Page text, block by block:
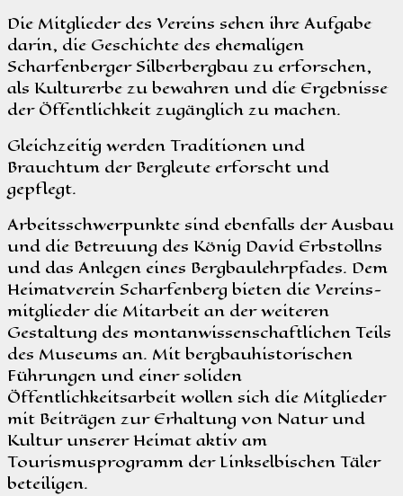
Die Mitglieder des Vereins sehen ihre Aufgabe
darin, die Geschichte des ehemaligen
Scharfenberger Silberbergbau zu erforschen,
als Kulturerbe zu bewahren und die Ergebnisse
der Öffentlichkeit zugänglich zu machen.
Gleichzeitig werden Traditionen und
Brauchtum der Bergleute erforscht und
gepflegt.
Arbeitsschwerpunkte sind ebenfalls der Ausbau
und die Betreuung des König David Erbstollns
und das Anlegen eines Bergbaulehrpfades. Dem
Heimatverein Scharfenberg bieten die Vereins-
mitglieder die Mitarbeit an der weiteren
Gestaltung des montanwissenschaftlichen Teils
des Museums an. Mit bergbauhistorischen
Führungen und einer soliden
Öffentlichkeitsarbeit wollen sich die Mitglieder
mit Beiträgen zur Erhaltung von Natur und
Kultur unserer Heimat aktiv am
Tourismusprogramm der Linkselbischen Täler
beteiligen.